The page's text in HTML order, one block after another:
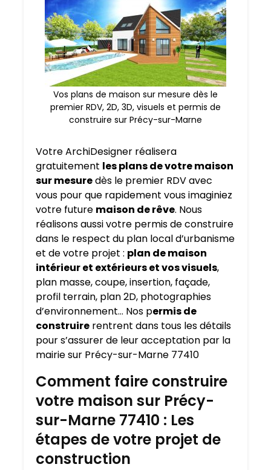
Vos plans de maison sur mesure dès le
premier RDV, 2D, 3D, visuels et permis de
construire sur Précy-sur-Marne
Votre ArchiDesigner réalisera
gratuitement les plans de votre maison
sur mesuredès le premier RDV avec
vous pour que rapidement vous imaginiez
votre future maison de rêve. Nous
réalisons aussi votre permis de construire
dans le respect du plan local d’urbanisme
et de votre projet : plan de maison
intérieur et extérieurs et vos visuels,
plan masse, coupe, insertion, façade,
profil terrain, plan 2D, photographies
d’environnement… Nos permis de
construire rentrent dans tous les détails
pour s’assurer de leur acceptation par la
mairie sur Précy-sur-Marne 77410
Comment faire construire
votre maison sur Précy-
sur-Marne 77410 : Les
étapes de votre projet de
construction